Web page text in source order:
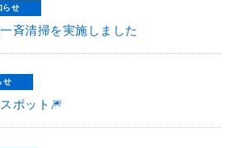
らせ
斉清掃を実施しました
せ
ポット🎆